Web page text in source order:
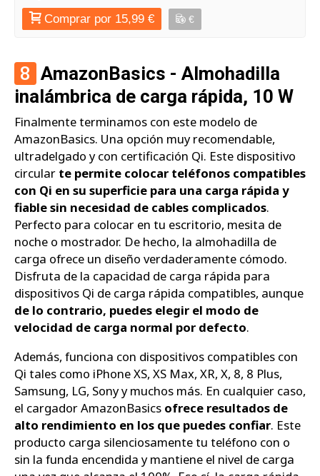
Comprar por 15,99 € €
8 AmazonBasics - Almohadilla
inalámbrica de carga rápida, 10 W
Finalmente terminamos con este modelo de
AmazonBasics. Una opción muy recomendable,
ultradelgado y con certificación Qi. Este dispositivo
circular te permite colocar teléfonos compatibles
con Qi en su superficie para una carga rápida y
fiable sin necesidad de cables complicados.
Perfecto para colocar en tu escritorio, mesita de
noche o mostrador. De hecho, la almohadilla de
carga ofrece un diseño verdaderamente cómodo.
Disfruta de la capacidad de carga rápida para
dispositivos Qi de carga rápida compatibles, aunque
de lo contrario, puedes elegir el modo de
velocidad de carga normal por defecto.
Además, funciona con dispositivos compatibles con
Qi tales como iPhone XS, XS Max, XR, X, 8, 8 Plus,
Samsung, LG, Sony y muchos más. En cualquier caso,
el cargador AmazonBasics ofrece resultados de
alto rendimiento en los que puedes confiar. Este
producto carga silenciosamente tu teléfono con o
sin la funda encendida y mantiene el nivel de carga